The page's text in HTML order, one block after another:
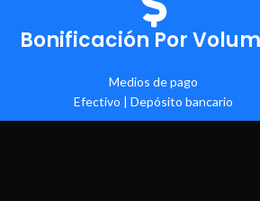
Bonificación Por
Medios de pago
Efectivo | Depósito bancario